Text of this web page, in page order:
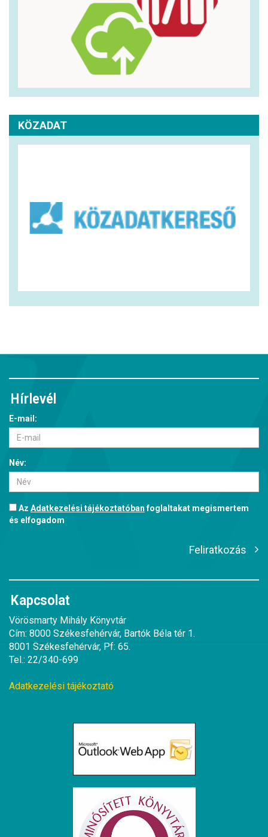
KÖZADAT
Hírlevél
E-mail:
Név:
Az Adatkezelési tájékoztatóbanfoglaltakat megismertem
és elfogadom
Feliratkozás
Kapcsolat
Vörösmarty Mihály Könyvtár
Cím: 8000 Székesfehérvár, Bartók Béla tér 1.
8001 Székesfehérvár, Pf: 65.
Tel.: 22/340-699
Adatkezelési tájékoztató